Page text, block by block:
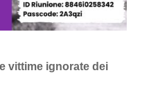
vittime ignorate dei